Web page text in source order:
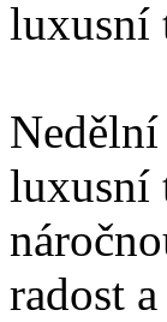
luxusní
luxusní
radost